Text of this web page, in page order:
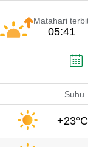
Matahari
05:41
Suhu
+23°C